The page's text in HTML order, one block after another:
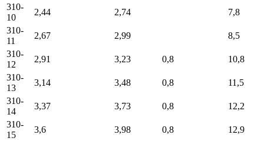
310-
10
2,44 2,74
7,8
310-
11
2,67 2,99
8,5
310-
12
2,91 3,23 0,8
10,8
310-
13
3,14 3,48 0,8
11,5
310-
14
3,37 3,73 0,8
12,2
310-
15
3,6 3,98 0,8 12,9